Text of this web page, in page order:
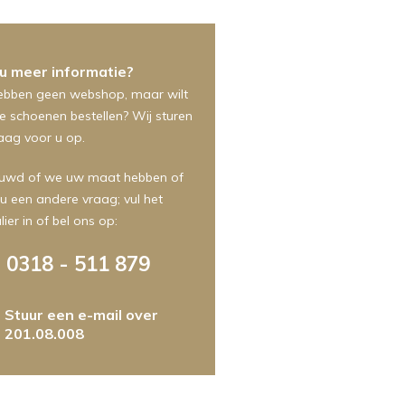
meer informatie?
geen webshop, maar wilt
schoenen bestellen? Wij sturen
voor u op.
of we uw maat hebben of
een andere vraag; vul het
in of bel ons op:
0318 - 511 879
Stuur een e-mail over
201.08.008